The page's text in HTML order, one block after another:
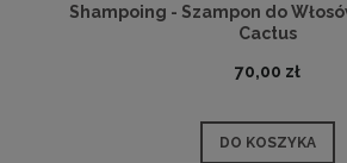
Shampoing - Szampon do
Cactus
70,00 zł
DO KOSZYKA